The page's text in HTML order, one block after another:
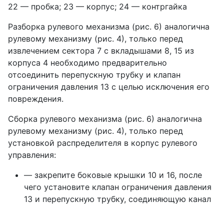
22 — пробка; 23 — корпус; 24 — контргайка
Разборка рулевого механизма (рис. 6) аналогична
рулевому механизму (рис. 4), только перед
извлечением сектора 7 с вкладышами 8, 15 из
корпуса 4 необходимо предварительно
отсоединить перепускную трубку и клапан
ограничения давления 13 с целью исключения его
повреждения.
Сборка рулевого механизма (рис. 6) аналогична
рулевому механизму (рис. 4), только перед
установкой распределителя в корпус рулевого
управления:
— закрепите боковые крышки 10 и 16, после
чего установите клапан ограничения давления
13 и перепускную трубку, соединяющую канал